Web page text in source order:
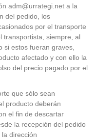
adm@urrategi.net a la
del pedido, los
por el transporte
transportista, siempre, al
si estos fueran graves,
afectado y con ello la
del precio pagado por el
que sólo sean
producto deberán
el fin de descartar
la recepción del pedido
dirección